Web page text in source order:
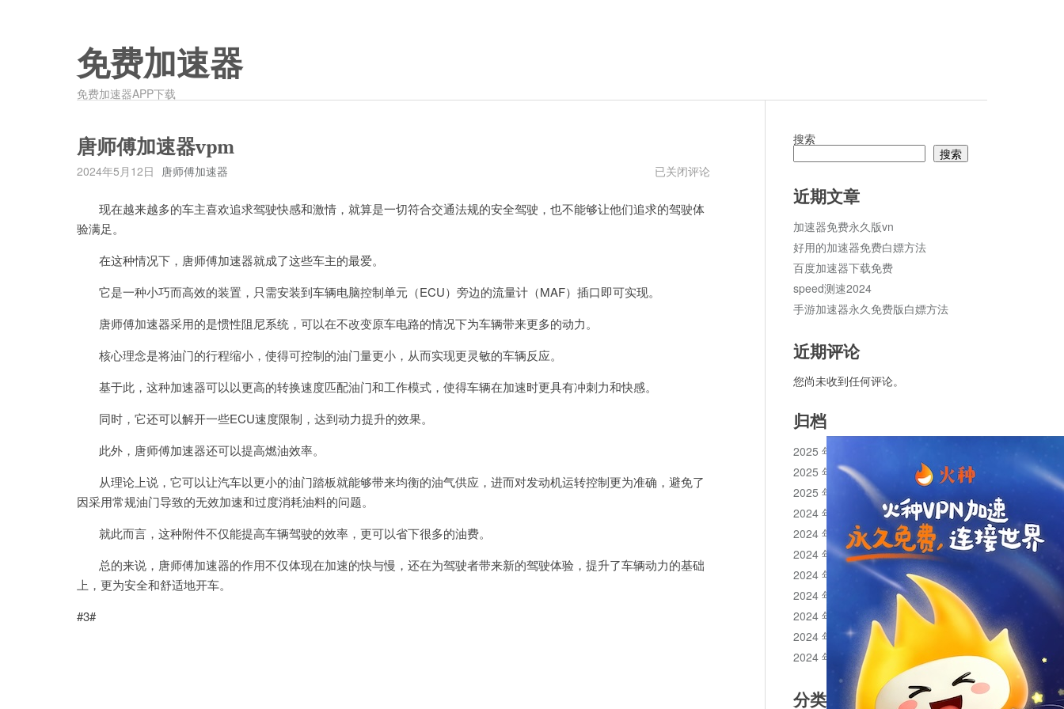
免费加速器
免费加速器APP下载
唐师傅加速器vpm
2024年5月12日 唐师傅加速器
唐
加
已关闭评论
现在越来越多的车主喜欢追求驾驶快感和激情，就算是一切符合交通法规的安全驾驶，也不能够让他们追求的驾驶体
验满足。
在这种情况下，唐师傅加速器就成了这些车主的最爱。
它是一种小巧而高效的装置，只需安装到车辆电脑控制单元（ECU）旁边的流量计（MAF）插口即可实现。
唐师傅加速器采用的是惯性阻尼系统，可以在不改变原车电路的情况下为车辆带来更多的动力。
核心理念是将油门的行程缩小，使得可控制的油门量更小，从而实现更灵敏的车辆反应。
基于此，这种加速器可以以更高的转换速度匹配油门和工作模式，使得车辆在加速时更具有冲刺力和快感。
同时，它还可以解开一些ECU速度限制，达到动力提升的效果。
此外，唐师傅加速器还可以提高燃油效率。
从理论上说，它可以让汽车以更小的油门踏板就能够带来均衡的油气供应，进而对发动机运转控制更为准确，避免了
因采用常规油门导致的无效加速和过度消耗油料的问题。
就此而言，这种附件不仅能提高车辆驾驶的效率，更可以省下很多的油费。
总的来说，唐师傅加速器的作用不仅体现在加速的快与慢，还在为驾驶者带来新的驾驶体验，提升了车辆动力的基础
上，更为安全和舒适地开车。
#3#
搜索
搜索
近期文章
加速器免费永久版vn
好用的加速器免费白嫖方法
百度加速器下载免费
speed测速2024
手游加速器永久免费版白嫖方法
近期评论
您尚未收到任何评论。
归档
2025 年 11 月
2025 年 10 月
2025 年 1 月
2024 年 12 月
2024 年 11 月
2024 年 10 月
2024 年 9 月
2024 年 8 月
2024 年 7 月
2024 年 6 月
2024 年 5 月
分类目录